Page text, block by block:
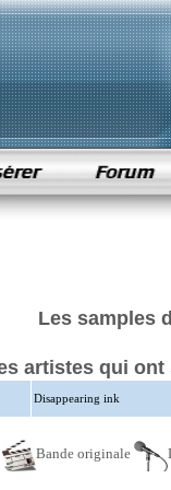
Les samples
artistes qui ont
Disappearing ink
Bande originale